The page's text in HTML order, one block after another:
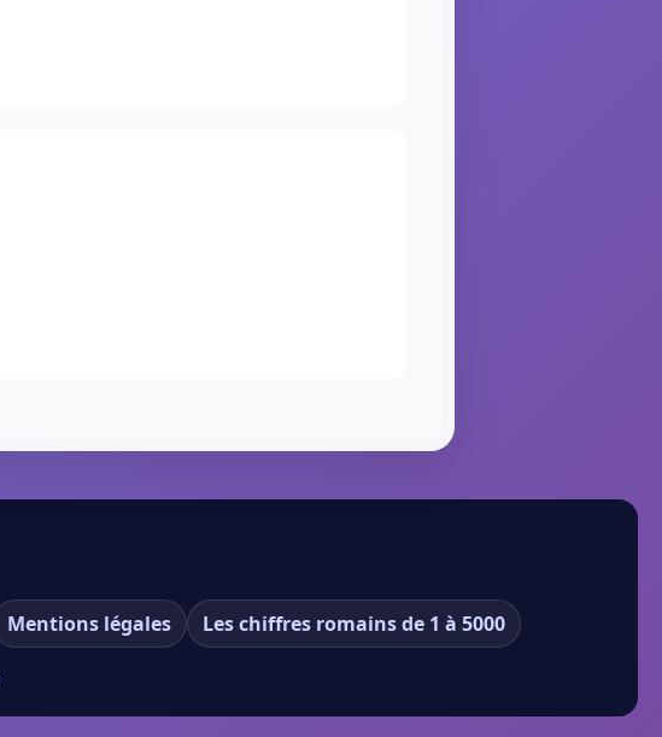
Mentions légales Les chiffres romains de 1 à 5000